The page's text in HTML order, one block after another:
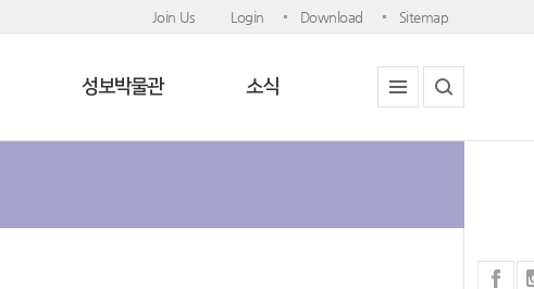
Join Us Login Download Sitemap
성보박물관 소식